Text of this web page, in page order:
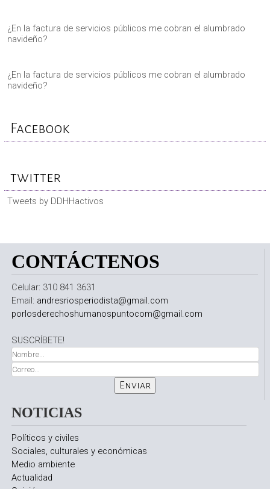
¿En la factura de servicios públicos me cobran el alumbrado
navideño?
¿En la factura de servicios públicos me cobran el alumbrado
navideño?
Facebook
twitter
Tweets by DDHHactivos
CONTÁCTENOS
Celular: 310 841 3631
Email: andresriosperiodista@gmail.com
porlosderechoshumanospuntocom@gmail.com
SUSCRÍBETE!
NOTICIAS
Políticos y civiles
Sociales, culturales y económicas
Medio ambiente
Actualidad